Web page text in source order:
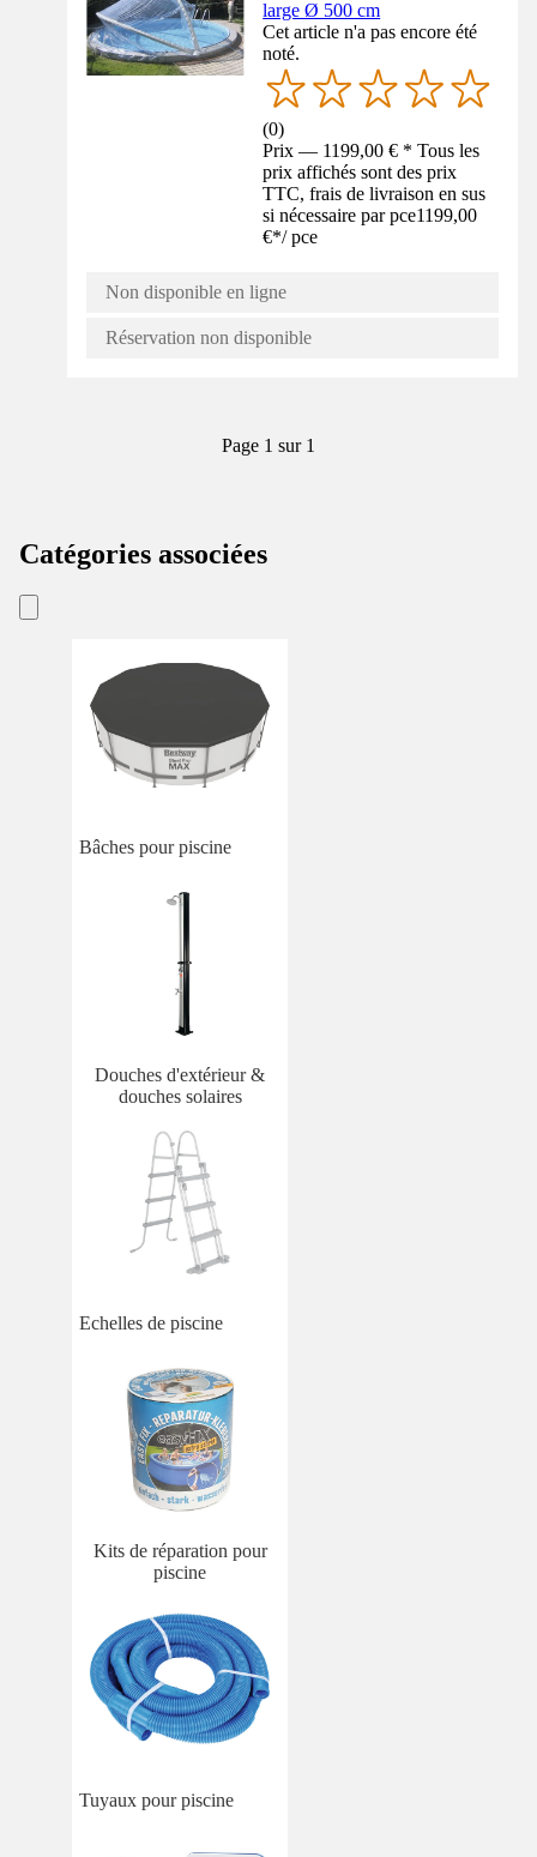
large Ø 500 cm
Cet article n'a pas encore été
noté.
(0)
Prix — 1199,00 € * Tous les
prix affichés sont des prix
TTC, frais de livraison en sus
si nécessaire par pce1199,00
€*/ pce
Non disponible en ligne
Réservation non disponible
Page 1 sur 1
Catégories associées
Bâches pour piscine
Douches d'extérieur &
douches solaires
Echelles de piscine
Kits de réparation pour
piscine
Tuyaux pour piscine